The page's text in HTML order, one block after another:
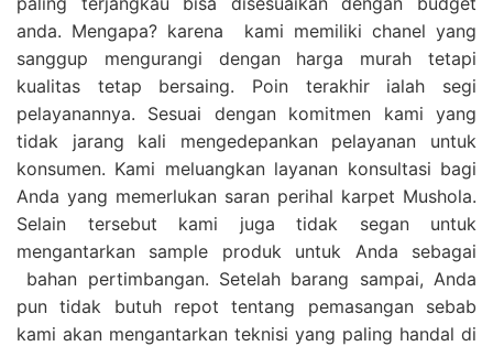
anda. Mengapa? karena kami memiliki chanel yang
sanggup mengurangi dengan harga murah tetapi
kualitas tetap bersaing. Poin terakhir ialah segi
pelayanannya. Sesuai dengan komitmen kami yang
tidak jarang kali mengedepankan pelayanan untuk
konsumen. Kami meluangkan layanan konsultasi bagi
Anda yang memerlukan saran perihal karpet Mushola.
Selain tersebut kami juga tidak segan untuk
mengantarkan sample produk untuk Anda sebagai
bahan pertimbangan. Setelah barang sampai, Anda
pun tidak butuh repot tentang pemasangan sebab
kami akan mengantarkan teknisi yang paling handal di